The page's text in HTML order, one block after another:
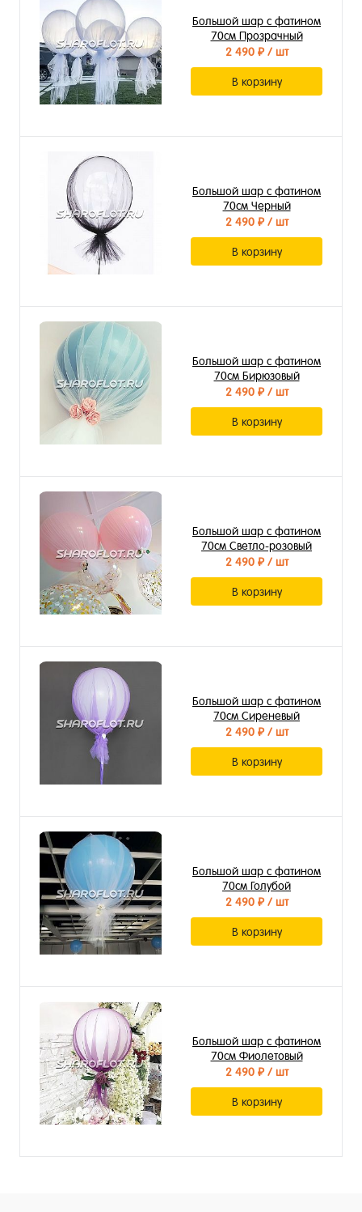
Большой шар с фатином
70см Прозрачный
2 490 ₽/ шт
В корзину
Большой шар с фатином
70см Черный
2 490 ₽/ шт
В корзину
Большой шар с фатином
70см Бирюзовый
2 490 ₽/ шт
В корзину
Большой шар с фатином
70см Светло-розовый
2 490 ₽/ шт
В корзину
Большой шар с фатином
70см Сиреневый
2 490 ₽/ шт
В корзину
Большой шар с фатином
70см Голубой
2 490 ₽/ шт
В корзину
Большой шар с фатином
70см Фиолетовый
2 490 ₽/ шт
В корзину